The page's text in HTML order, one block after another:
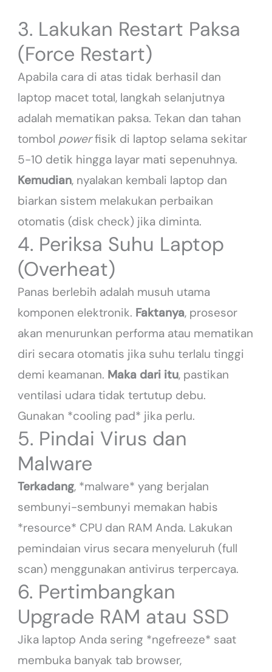
3. Lakukan Restart Paksa
(Force Restart)
Apabila cara di atas tidak berhasil dan
laptop macet total, langkah selanjutnya
adalah mematikan paksa. Tekan dan tahan
tombol powerfisik di laptop selama sekitar
5-10 detik hingga layar mati sepenuhnya.
Kemudian, nyalakan kembali laptop dan
biarkan sistem melakukan perbaikan
otomatis (disk check) jika diminta.
4. Periksa Suhu Laptop
(Overheat)
Panas berlebih adalah musuh utama
komponen elektronik. Faktanya, prosesor
akan menurunkan performa atau mematikan
diri secara otomatis jika suhu terlalu tinggi
demi keamanan. Maka dari itu, pastikan
ventilasi udara tidak tertutup debu.
Gunakan *cooling pad* jika perlu.
5. Pindai Virus dan
Malware
Terkadang, *malware* yang berjalan
sembunyi-sembunyi memakan habis
*resource* CPU dan RAM Anda. Lakukan
pemindaian virus secara menyeluruh (full
scan) menggunakan antivirus terpercaya.
6. Pertimbangkan
Upgrade RAM atau SSD
Jika laptop Anda sering *ngefreeze* saat
membuka banyak tab browser,